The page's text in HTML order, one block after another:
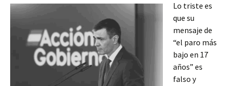
Lo triste es
que su
mensaje de
“el paro más
bajo en 17
años” es
falso y